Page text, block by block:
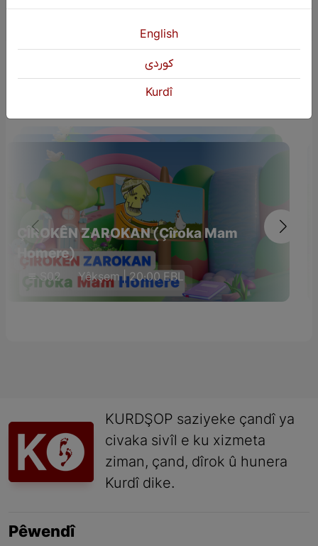
Dûmahîk Bername
ÇÎROKÊN ZAROKAN (Çîroka Mam
Homere)
S02 Yêkşem | 20:00 EBL
KURDŞOP saziyeke çandî ya
civaka sivîl e ku xizmeta
ziman, çand, dîrok û hunera
Kurdî dike.
Pêwendî
English
كوردی
Kurdî